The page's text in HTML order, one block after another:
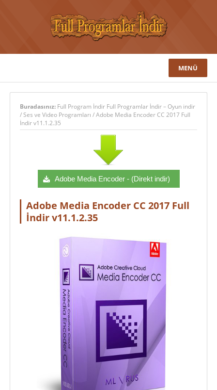
MENÜ
Buradasınız: Full Program İndir Full Programlar İndir – Oyun indir
/Ses ve Video Programları /Adobe Media Encoder CC 2017 Full
İndir v11.1.2.35
Adobe Media Encoder - (Direkt indir)
Adobe Media Encoder CC 2017 Full
İndir v11.1.2.35